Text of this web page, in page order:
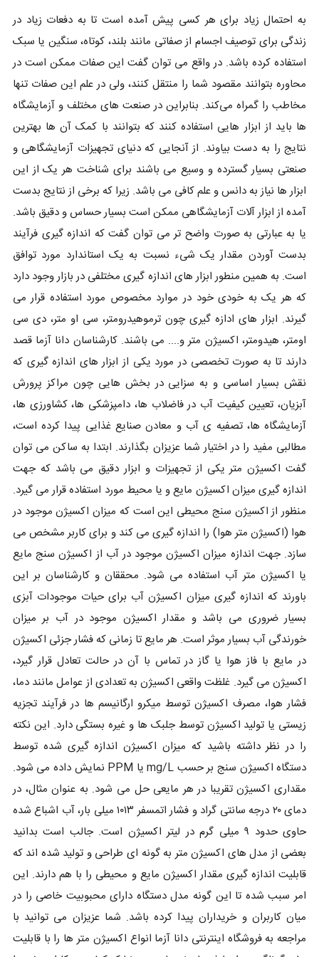
به احتمال زیاد برای هر کسی پیش آمده است تا به دفعات زیاد در
زندگی برای توصیف اجسام از صفاتی مانند بلند، کوتاه، سنگین یا سبک
استفاده کرده‌ باشد. در واقع می توان گفت این صفات ممکن است در
محاوره بتوانند مقصود شما را منتقل کنند، ولی در علم این صفات تنها
مخاطب را گمراه می‌کند. بنابراین در صنعت های مختلف و آزمایشگاه
ها باید از ابزار هایی استفاده کنند که بتوانند با کمک آن ها بهترین
نتایج را به دست بیاوند. از آنجایی که دنیای تجهیزات آزمایشگاهی و
صنعتی بسیار گسترده و وسیع می باشند برای شناخت هر یک از این
ابزار ها نیاز به دانس و علم کافی می باشد. زیرا که برخی از نتایج بدست
آمده از ابزار آلات آزمایشگاهی ممکن است بسیار حساس و دقیق باشد.
یا به عبارتی به صورت واضح تر می توان گفت که اندازه گیری فرآیند
بدست آوردن مقدار یک شیء نسبت به یک استاندارد مورد توافق
است. به همین منطور ابزار های اندازه گیری مختلفی در بازار وجود دارد
که هر یک به خودی خود در موارد مخصوص مورد استفاده قرار می
گیرند. ابزار های ادازه گیری چون ترموهیدرومتر، سی او متر، دی سی
اومتر، هیدومتر، اکسیژن متر و.... می باشند. کارشناسان دانا آزما قصد
دارند تا به صورت تخصصی در مورد یکی از ابزار های اندازه گیری که
نقش بسیار اساسی و به سزایی در بخش هایی چون مراکز پرورش
آبزیان، تعیین کیفیت آب در فاضلاب ها، دامپزشکی ها، کشاورزی ها،
آزمایشگاه ها، تصفیه ی آب و معادن صنایع غذایی پیدا کرده است،
مطالبی مفید را در اختیار شما عزیزان بگذارند. ابتدا به ساکن می توان
گفت اکسیژن متر یکی از تجهیزات و ابزار دقیق می باشد که جهت
اندازه گیری میزان اکسیژن مایع و یا محیط مورد استفاده قرار می گیرد.
منظور از اکسیژن سنج محیطی این است که میزان اکسیژن موجود در
هوا (اکسیژن متر هوا) را اندازه گیری می کند و برای کاربر مشخص می
سازد. جهت اندازه میزان اکسیژن موجود در آب از اکسیژن سنج مایع
یا اکسیژن متر آب استفاده می شود. محققان و کارشناسان بر این
باورند که اندازه گیری میزان اکسیژن آب برای حیات موجودات آبزی
بسیار ضروری می باشد و مقدار اکسیژن موجود در آب بر میزان
خورندگی آب بسیار موثر است. هر مایع تا زمانی که فشار جزئی اکسیژن
در مایع با فاز هوا یا گاز در تماس با آن در حالت تعادل قرار گیرد،
اکسیژن می گیرد. غلظت واقعی اکسیژن به تعدادی از عوامل مانند دما،
فشار هوا، مصرف اکسیژن توسط میکرو ارگانیسم ها در فرآیند تجزیه
زیستی یا تولید اکسیژن توسط جلبک ها و غیره بستگی دارد. این نکته
را در نظر داشته باشید که میزان اکسیژن اندازه گیری شده توسط
دستگاه اکسیژن سنج بر حسب mg/L یا PPM نمایش داده می شود.
مقداری اکسیژن تقریبا در هر مایعی حل می شود. به عنوان مثال، در
دمای ۲۰ درجه سانتی گراد و فشار اتمسفر ۱۰۱۳ میلی بار، آب اشباع شده
حاوی حدود ۹ میلی گرم در لیتر اکسیژن است. جالب است بدانید
بعضی از مدل های اکسیژن متر به گونه ای طراحی و تولید شده اند که
قابلیت اندازه گیری مقدار اکسیژن مایع و محیطی را با هم دارند. این
امر سبب شده تا این گونه مدل دستگاه دارای محبوبیت خاصی را در
میان کاربران و خریداران پیدا کرده باشد. شما عزیزان می توانید با
مراجعه به فروشگاه اینترنتی دانا آزما انواع اکسیژن متر ها را با قابلیت